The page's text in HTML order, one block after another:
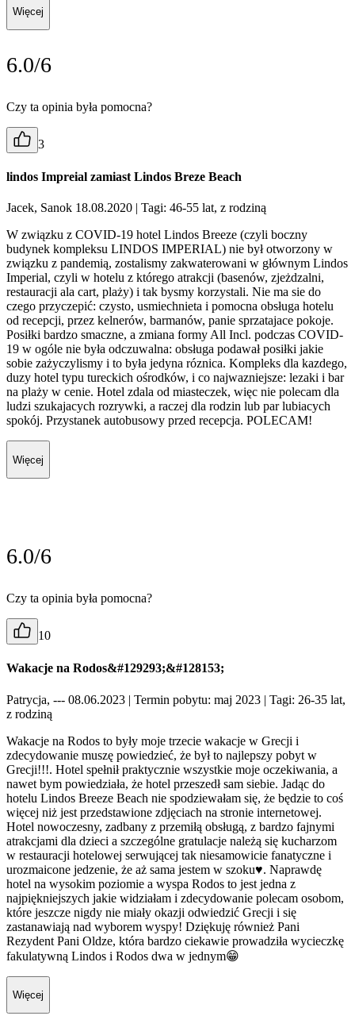
Więcej
6.0/6
Czy ta opinia była pomocna?
3
lindos Impreial zamiast Lindos Breze Beach
Jacek, Sanok 18.08.2020
| Tagi: 46-55 lat, z rodziną
W związku z COVID-19 hotel Lindos Breeze (czyli boczny
budynek kompleksu LINDOS IMPERIAL) nie był otworzony w
związku z pandemią, zostalismy zakwaterowani w głównym Lindos
Imperial, czyli w hotelu z którego atrakcji (basenów, zjeżdzalni,
restauracji ala cart, plaży) i tak bysmy korzystali. Nie ma sie do
czego przyczepić: czysto, usmiechnieta i pomocna obsługa hotelu
od recepcji, przez kelnerów, barmanów, panie sprzatajace pokoje.
Posiłki bardzo smaczne, a zmiana formy All Incl. podczas COVID-
19 w ogóle nie była odczuwalna: obsługa podawał posiłki jakie
sobie zażyczylismy i to była jedyna róznica. Kompleks dla kazdego,
duzy hotel typu tureckich ośrodków, i co najwazniejsze: lezaki i bar
na plaży w cenie. Hotel zdala od miasteczek, więc nie polecam dla
ludzi szukajacych rozrywki, a raczej dla rodzin lub par lubiacych
spokój. Przystanek autobusowy przed recepcja. POLECAM!
Więcej
6.0/6
Czy ta opinia była pomocna?
10
Wakacje na Rodos&#129293;&#128153;
Patrycja, --- 08.06.2023 | Termin pobytu: maj 2023 | Tagi: 26-35 lat,
z rodziną
Wakacje na Rodos to były moje trzecie wakacje w Grecji i
zdecydowanie muszę powiedzieć, że był to najlepszy pobyt w
Grecji!!!. Hotel spełnił praktycznie wszystkie moje oczekiwania, a
nawet bym powiedziała, że hotel przeszedł sam siebie. Jadąc do
hotelu Lindos Breeze Beach nie spodziewałam się, że będzie to coś
więcej niż jest przedstawione zdjęciach na stronie internetowej.
Hotel nowoczesny, zadbany z przemiłą obsługą, z bardzo fajnymi
atrakcjami dla dzieci a szczególne gratulacje należą się kucharzom
w restauracji hotelowej serwującej tak niesamowicie fanatyczne i
urozmaicone jedzenie, że aż sama jestem w szoku♥️. Naprawdę
hotel na wysokim poziomie a wyspa Rodos to jest jedna z
najpiękniejszych jakie widziałam i zdecydowanie polecam osobom,
które jeszcze nigdy nie miały okazji odwiedzić Grecji i się
zastanawiają nad wyborem wyspy! Dziękuję również Pani
Rezydent Pani Oldze, która bardzo ciekawie prowadziła wycieczkę
fakulatywną Lindos i Rodos dwa w jednym😁
Więcej